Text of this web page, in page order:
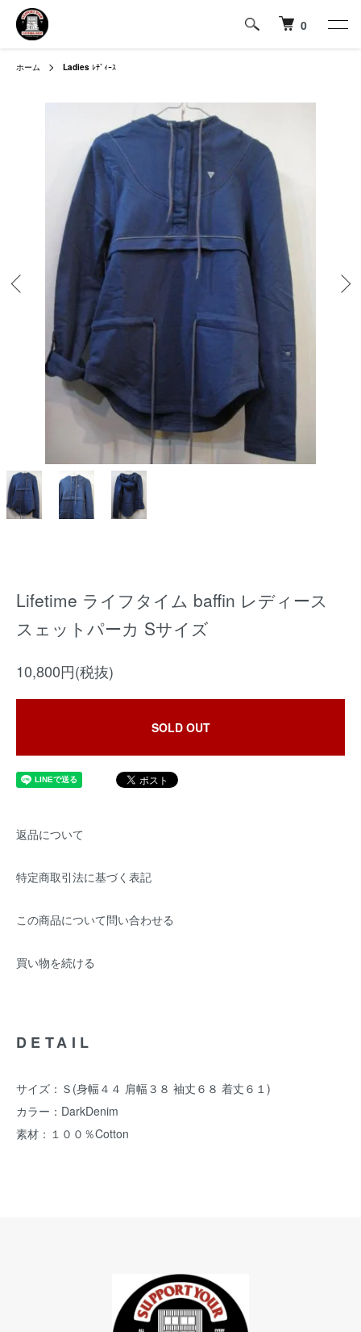
0
ホーム Ladies ﾚﾃﾞｨｰｽ
Lifetime ライフタイム baffin レディース
スェットパーカ Sサイズ
10,800円(税抜)
SOLD OUT
返品について
特定商取引法に基づく表記
この商品について問い合わせる
買い物を続ける
DETAIL
サイズ：Ｓ(身幅４４ 肩幅３８ 袖丈６８ 着丈６１)
カラー：DarkDenim
素材：１００％Cotton